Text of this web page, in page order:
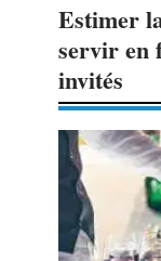
Estimer
servir en
invités